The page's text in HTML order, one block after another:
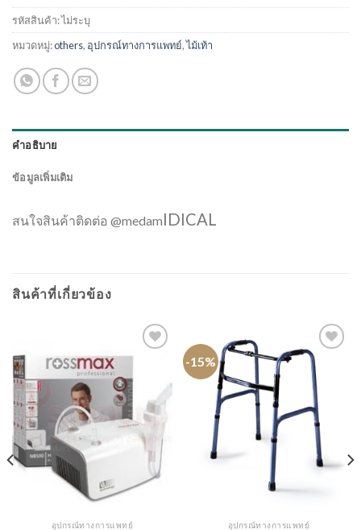
รหัสสินค้า:ไม่ระบุ
หมวดหมู่:others, อุปกรณ์ทางการแพทย์,ไม้เท้า
คำอธิบาย
ข้อมูลเพิ่มเติม
สนใจสินค้าติดต่อ @medamIDICAL
สินค้าที่เกี่ยวข้อง
อุปกรณ์ทางการแพทย์
-15%
อุปกรณ์ทางการแพทย์